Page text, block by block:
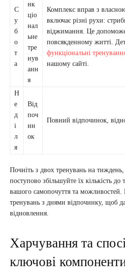
С
у
б
о
т
а
нк
ціо
нал
ьне
тре
нув
анн
я
Комплекс вправ з
включає різні рухи:
віджимання. Це
повсякденному житті.
функціональні
нашому сайті.
Н
е
д
і
л
я
Від
поч
ин
ок
Повний відпочинок,
Почніть з двох тренувань на
поступово збільшуйте їх кількість
вашого самопочуття та можливостей.
тренувань з днями відпочинку, щоб
відновлення.
Харчування та
ключові